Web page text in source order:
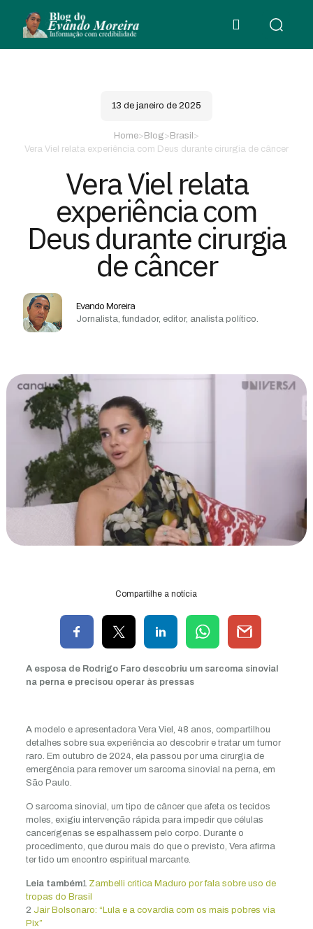
13 de janeiro de 2025
Home> Blog> Brasil >
Vera Viel relata experiência com Deus durante cirurgia de câncer
Vera Viel relata
experiência com
Deus durante cirurgia
de câncer
Evando Moreira
Jornalista, fundador, editor, analista político.
Compartilhe a notícia
A esposa de Rodrigo Faro descobriu um sarcoma sinovial
na perna e precisou operar às pressas
A modelo e apresentadora Vera Viel, 48 anos, compartilhou
detalhes sobre sua experiência ao descobrir e tratar um tumor
raro. Em outubro de 2024, ela passou por uma cirurgia de
emergência para remover um sarcoma sinovial na perna, em
São Paulo.
O sarcoma sinovial, um tipo de câncer que afeta os tecidos
moles, exigiu intervenção rápida para impedir que células
cancerígenas se espalhassem pelo corpo. Durante o
procedimento, que durou mais do que o previsto, Vera afirma
ter tido um encontro espiritual marcante.
Leia também1 Zambelli critica Maduro por fala sobre uso de
tropas do Brasil
2 Jair Bolsonaro: “Lula e a covardia com os mais pobres via
Pix”